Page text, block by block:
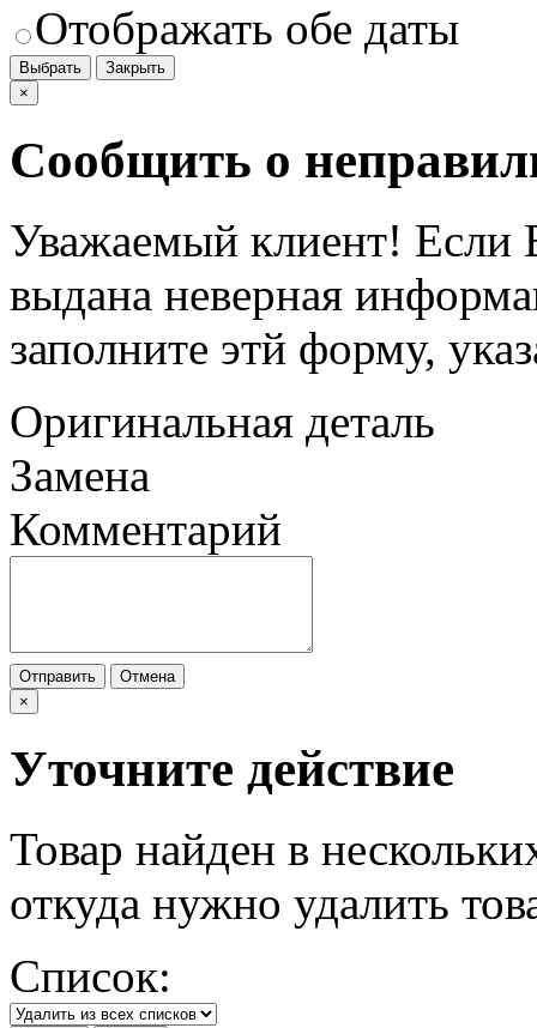
Отображать обе даты
Выбрать
Закрыть
×
Сообщить о
Уважаемый клиент! Если
выдана неверная
заполните этй форму,
Оригинальная деталь
Замена
Комментарий
Отправить
Отмена
×
Уточните действие
Товар найден в
откуда нужно удалить
Список: